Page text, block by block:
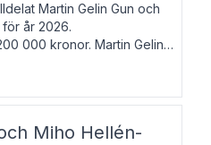
Martin Gelin Gun och
år 2026.
000 kronor. Martin Gelin,
författare. Han lever
många år bosat
Miho Hellén-